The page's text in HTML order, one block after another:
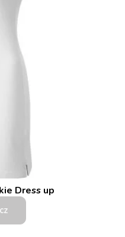
Dress up